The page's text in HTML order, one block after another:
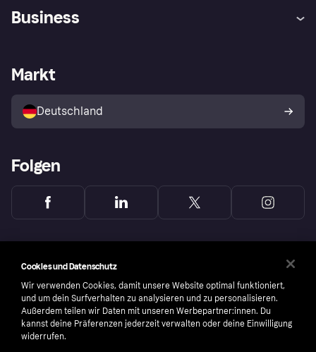
Klarna App
Shops entdecken
Käuferschutzrichtlinie
Dein Widerrufsrecht
Business
Händlerportal
Markt
Deutschland
Folgen
Cookies und Datenschutz
Wir verwenden Cookies, damit unsere Website optimal funktioniert,
und um dein Surfverhalten zu analysieren und zu personalisieren.
Außerdem teilen wir Daten mit unseren Werbepartner:innen. Du
kannst deine Präferenzen jederzeit verwalten oder deine Einwilligung
widerrufen.